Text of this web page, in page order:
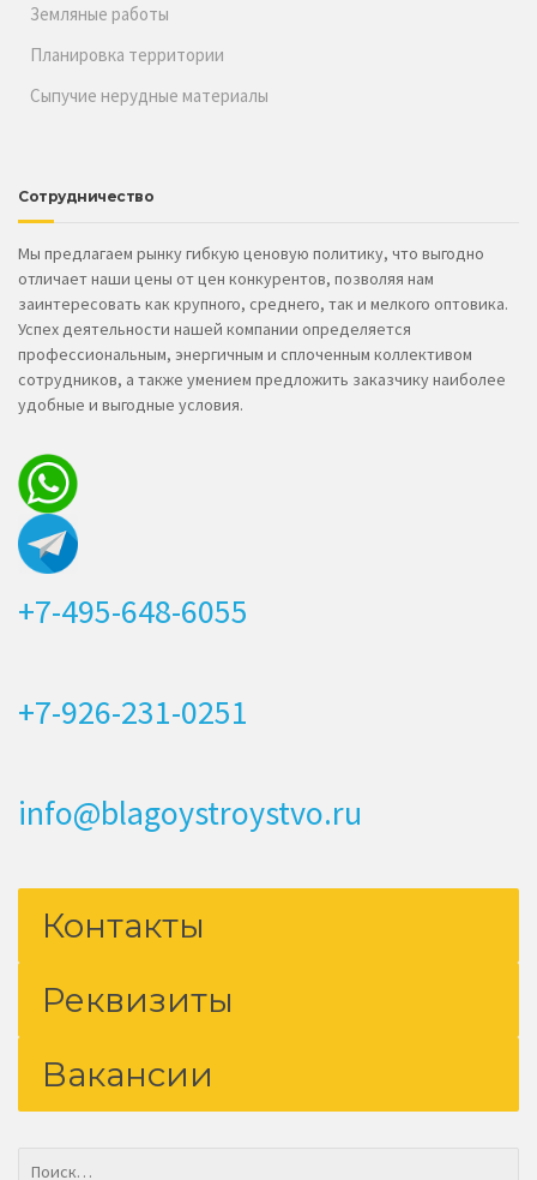
Земляные работы
Планировка территории
Сыпучие нерудные материалы
Сотрудничество
Мы предлагаем рынку гибкую ценовую политику, что выгодно
отличает наши цены от цен конкурентов, позволяя нам
заинтересовать как крупного, среднего, так и мелкого оптовика.
Успех деятельности нашей компании определяется
профессиональным, энергичным и сплоченным коллективом
сотрудников, а также умением предложить заказчику наиболее
удобные и выгодные условия.
+7-495-648-6055
+7-926-231-0251
info@blagoystroystvo.ru
Контакты
Реквизиты
Вакансии